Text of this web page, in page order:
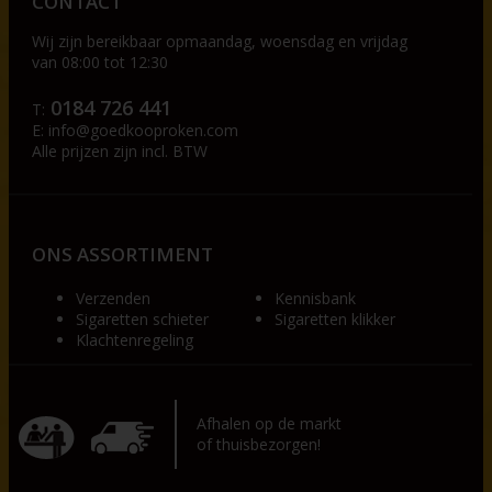
Wij zijn bereikbaar opmaandag, woensdag en vrijdag
van 08:00 tot 12:30
T: 0184 726 441
E: info@goedkooproken.com
Alle prijzen zijn incl. BTW
ONS ASSORTIMENT
Verzenden
Kennisbank
Sigaretten schieter
Sigaretten klikker
Klachtenregeling
Afhalen op de markt
of thuisbezorgen!